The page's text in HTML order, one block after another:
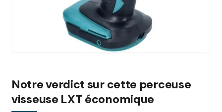
Notre verdict sur cette perceuse
visseuse LXT économique